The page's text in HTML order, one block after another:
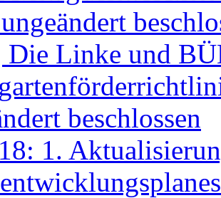
Die Linke und
beschlossen
1.